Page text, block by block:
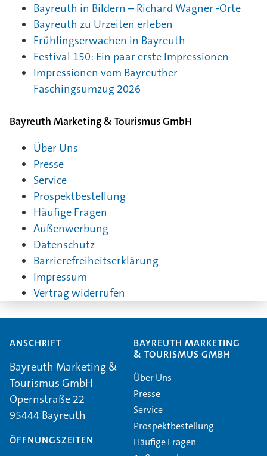
Bayreuth in Bildern – Richard Wagner -Orte
Bayreuth zu Urzeiten erleben
Frühlingserwachen in Bayreuth
Festival 150: Ein paar erste Impressionen
Impressionen vom Bayreuther
Faschingsumzug 2026
Bayreuth Marketing & Tourismus GmbH
Über Uns
Presse
Service
Prospektbestellung
Häufige Fragen
Außenwerbung
Datenschutz
Barrierefreiheitserklärung
Impressum
Vertrag widerrufen
ANSCHRIFT
Bayreuth Marketing &
Tourismus GmbH
Opernstraße 22
95444 Bayreuth
ÖFFNUNGSZEITEN
BAYREUTH MARKETING
& TOURISMUS GMBH
Über Uns
Presse
Service
Prospektbestellung
Häufige Fragen